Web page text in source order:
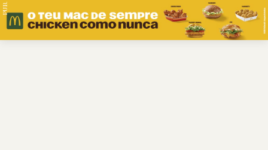
PUB.